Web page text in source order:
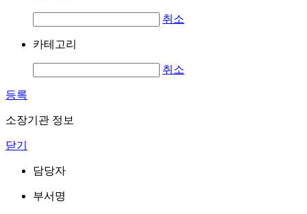
취소
카테고리
취소
등록
소장기관 정보
닫기
담당자
부서명